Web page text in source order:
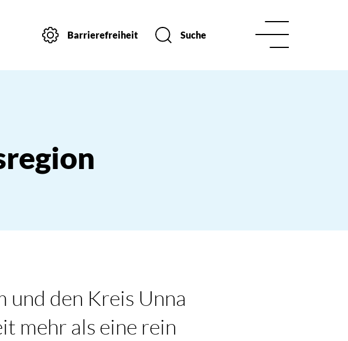
Barrierefreiheit Suche
den Kreis Unna
mehr als eine rein